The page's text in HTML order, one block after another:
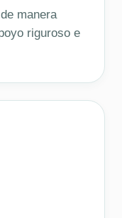
manera
riguroso e